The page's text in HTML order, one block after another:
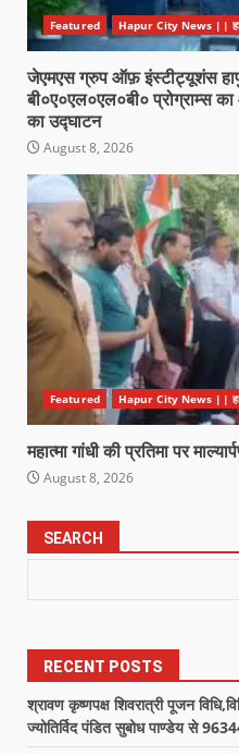
Featured Hapur City News ||
जेएमएस ग्रुप ऑफ़ इंस्टीट्यूशंस
बी०ए०एल०एल०बी० प्रोग्राम्स
का उद्घाटन
August 8, 2026
Featured Hapur City News ||
महात्मा गांधी की प्रतिमा पर
August 8, 2026
SEARCH
RECENT POSTS
श्रावण कृष्णपक्ष शिवरात्री पूजन
ज्योतिर्विद पंडित सुबोध पाण्डेय से